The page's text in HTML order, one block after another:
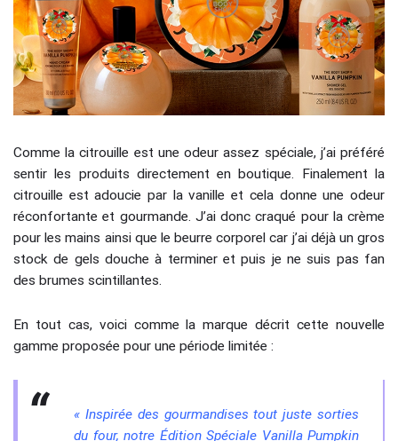
Comme la citrouille est une odeur assez spéciale, j’ai préféré
sentir les produits directement en boutique. Finalement la
citrouille est adoucie par la vanille et cela donne une odeur
réconfortante et gourmande. J’ai donc craqué pour la crème
pour les mains ainsi que le beurre corporel car j’ai déjà un gros
stock de gels douche à terminer et puis je ne suis pas fan
des brumes scintillantes.
En tout cas, voici comme la marque décrit cette nouvelle
gamme proposée pour une période limitée :
« Inspirée des gourmandises tout juste sorties
du four, notre Édition Spéciale Vanilla Pumpkin